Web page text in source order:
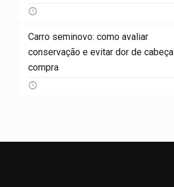
Carro seminovo: como avaliar
conservação e evitar dor de
compra